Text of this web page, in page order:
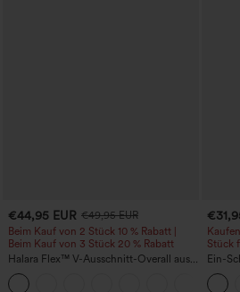
€44,95 EUR €49,95 EUR
Beim Kauf von 2 Stück 10 % Rabatt |
Beim Kauf von 3 Stück 20 % Rabatt
Halara Flex™ V-Ausschnitt-Overall aus
gewaschenem Denim mit Taschen –
lässig
Stück
Ein-